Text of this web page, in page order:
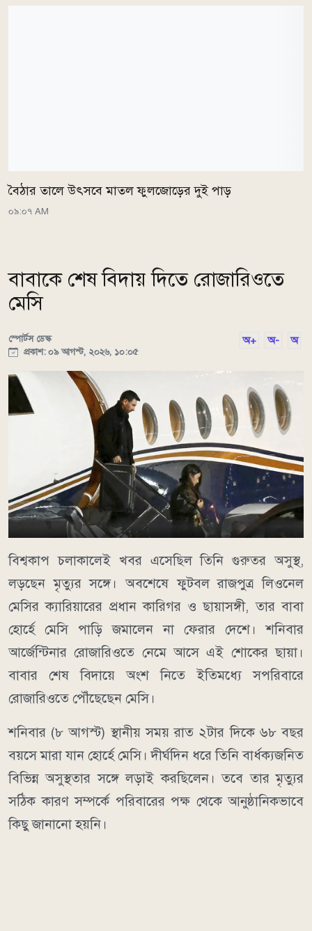
বৈঠার তালে উৎসবে মাতল ফুলজোড়ের দুই পাড়
০৯:০৭ AM
বাবাকে শেষ বিদায় দিতে রোজারিওতে
মেসি
স্পোর্টস ডেস্ক
প্রকাশ: ০৯ আগস্ট, ২০২৬, ১০:০৫
অ+ অ- অ
বিশ্বকাপ চলাকালেই খবর এসেছিল তিনি গুরুতর অসুস্থ,
লড়ছেন মৃত্যুর সঙ্গে। অবশেষে ফুটবল রাজপুত্র লিওনেল
মেসির ক্যারিয়ারের প্রধান কারিগর ও ছায়াসঙ্গী, তার বাবা
হোর্হে মেসি পাড়ি জমালেন না ফেরার দেশে। শনিবার
আর্জেন্টিনার রোজারিওতে নেমে আসে এই শোকের ছায়া।
বাবার শেষ বিদায়ে অংশ নিতে ইতিমধ্যে সপরিবারে
রোজারিওতে পৌঁছেছেন মেসি।
শনিবার (৮ আগস্ট) স্থানীয় সময় রাত ২টার দিকে ৬৮ বছর
বয়সে মারা যান হোর্হে মেসি। দীর্ঘদিন ধরে তিনি বার্ধক্যজনিত
বিভিন্ন অসুস্থতার সঙ্গে লড়াই করছিলেন। তবে তার মৃত্যুর
সঠিক কারণ সম্পর্কে পরিবারের পক্ষ থেকে আনুষ্ঠানিকভাবে
কিছু জানানো হয়নি।